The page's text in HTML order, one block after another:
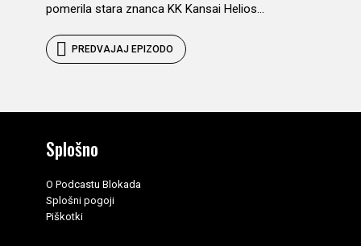
pomerila stara znanca KK Kansai Helios...
PREDVAJAJ EPIZODO
Splošno
O Podcastu Blokada
Splošni pogoji
Piškotki